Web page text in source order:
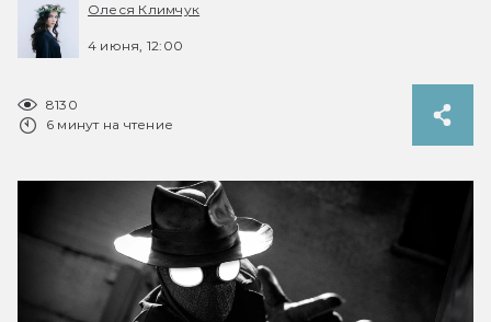
Олеся Климчук
4 июня, 12:00
8130
6 минут на чтение